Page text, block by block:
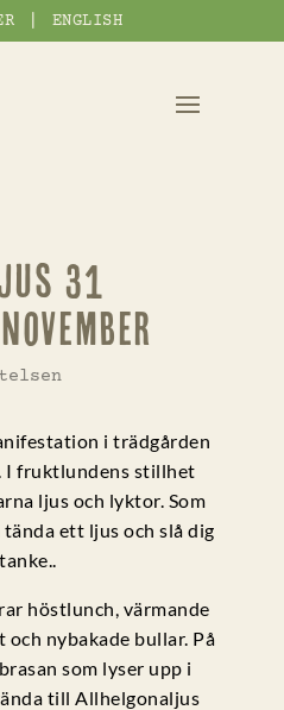
ENGLISH
31
i trädgården
I fruktlundens stillhet
ljus och lyktor. Som
tända ett ljus och slå dig
höstlunch, värmande
och nybakade bullar. På
som lyser upp i
till Allhelgonaljus